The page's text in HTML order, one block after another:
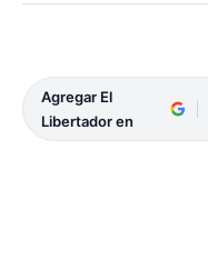
Agregar El
Libertador en